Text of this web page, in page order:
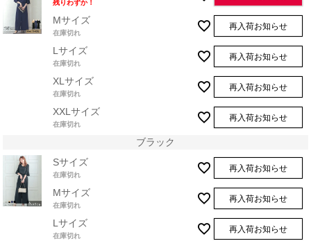
残りわずか！
Mサイズ
在庫切れ
再入荷お知らせ
Lサイズ
在庫切れ
再入荷お知らせ
XLサイズ
在庫切れ
再入荷お知らせ
XXLサイズ
在庫切れ
再入荷お知らせ
ブラック
Sサイズ
在庫切れ
再入荷お知らせ
Mサイズ
在庫切れ
再入荷お知らせ
Lサイズ
在庫切れ
再入荷お知らせ